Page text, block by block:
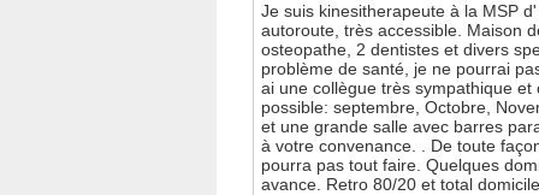
Je suis kinesitherapeute à la MSP
autoroute, très accessible. Maison
osteopathe, 2 dentistes et divers
problème de santé, je ne pourrai
ai une collègue très sympathique
possible: septembre, Octobre,
et une grande salle avec barres
à votre convenance. . De toute
pourra pas tout faire. Quelques
avance. Retro 80/20 et total